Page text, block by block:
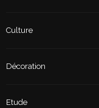
Culture
Décoration
Etude